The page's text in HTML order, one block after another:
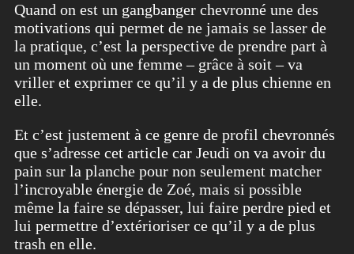
Quand on est un gangbanger chevronné une des
motivations qui permet de ne jamais se lasser de
la pratique, c’est la perspective de prendre part à
un moment où une femme – grâce à soit – va
vriller et exprimer ce qu’il y a de plus chienne en
elle.
Et c’est justement à ce genre de profil chevronnés
que s’adresse cet article car Jeudi on va avoir du
pain sur la planche pour non seulement matcher
l’incroyable énergie de Zoé, mais si possible
même la faire se dépasser, lui faire perdre pied et
lui permettre d’extérioriser ce qu’il y a de plus
trash en elle.